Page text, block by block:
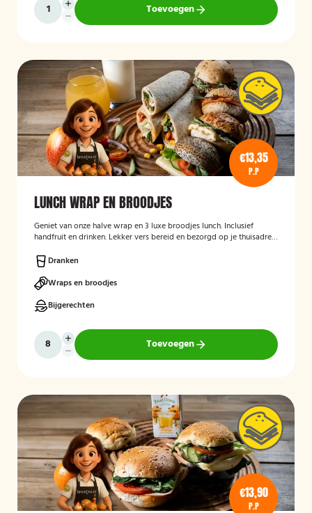
Toevoegen
€13,35
P.P
LUNCH WRAP EN BROODJES
Geniet van onze halve wrap en 3 luxe broodjes lunch. Inclusief
handfruit en drinken. Lekker vers bereid en bezorgd op je thuisadres
Dranken
Wraps en broodjes
Bijgerechten
Toevoegen
€13,90
P.P